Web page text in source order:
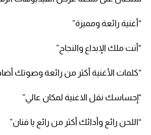
“أغنية رائعة ومميزة”
“أنت ملك الإبداع والنجاح”
“كلمات الأغنية أكثر من رائعة وصوتك
“إحساسك نقل الاغنية لمكان عالي”
“اللحن رائع وأدائك أكثر من رائع يا فنان”